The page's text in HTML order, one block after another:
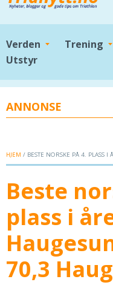
Verden Trening
Utstyr
ANNONSE
HJEM / BESTE NORSKE PÅ 4. PLASS
Beste
plass i
70,3